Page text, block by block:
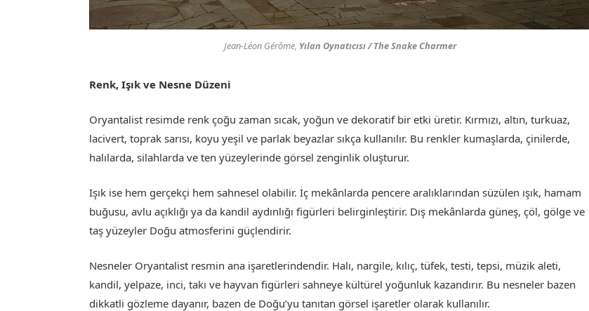
Jean-Léon Gérôme, Yılan Oynatıcısı / The Snake Charmer
Renk, Işık ve Nesne Düzeni
Oryantalist resimde renk çoğu zaman sıcak, yoğun ve dekoratif bir etki üretir. Kırmızı, altın, turkuaz,
lacivert, toprak sarısı, koyu yeşil ve parlak beyazlar sıkça kullanılır. Bu renkler kumaşlarda, çinilerde,
halılarda, silahlarda ve ten yüzeylerinde görsel zenginlik oluşturur.
Işık ise hem gerçekçi hem sahnesel olabilir. İç mekânlarda pencere aralıklarından süzülen ışık, hamam
buğusu, avlu açıklığı ya da kandil aydınlığı figürleri belirginleştirir. Dış mekânlarda güneş, çöl, gölge ve
taş yüzeyler Doğu atmosferini güçlendirir.
Nesneler Oryantalist resmin ana işaretlerindendir. Halı, nargile, kılıç, tüfek, testi, tepsi, müzik aleti,
kandil, yelpaze, inci, takı ve hayvan figürleri sahneye kültürel yoğunluk kazandırır. Bu nesneler bazen
dikkatli gözleme dayanır, bazen de Doğu’yu tanıtan görsel işaretler olarak kullanılır.